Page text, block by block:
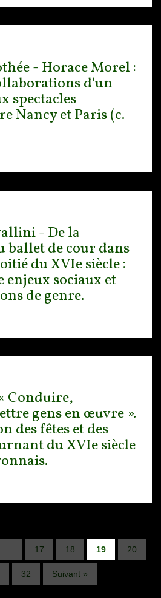
- Horace Morel :
d'un
spectacles
Nancy et Paris (c.
- De la
ballet de cour dans
du XVIe siècle :
enjeux sociaux et
de genre.
Conduire,
gens en œuvre ».
des fêtes et des
du XVIe siècle
17 18 19 20
32 Suivant »